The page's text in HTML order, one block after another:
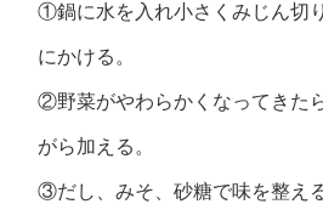
①鍋に水を入れ小さくみじん切
にかける。
②野菜がやわらかくなってきた
がら加える。
③だし、みそ、砂糖で味を整える